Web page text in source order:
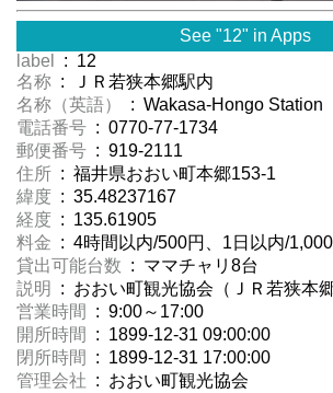
See "12" in Apps
label
: 12
名称 : ＪＲ若狭本郷駅内
名称（英語）
: Wakasa-Hongo Station
電話番号 : 0770-77-1734
郵便番号 : 919-2111
住所 : 福井県おおい町本郷153-1
緯度 : 35.48237167
経度 : 135.61905
料金 : 4時間以内/500円、1日以内/1,000
貸出可能台数 : ママチャリ8台
説明
: おおい町観光協会（ＪＲ若狭本郷
営業時間
: 9:00～17:00
開所時間
: 1899-12-31 09:00:00
閉所時間
: 1899-12-31 17:00:00
管理会社 : おおい町観光協会